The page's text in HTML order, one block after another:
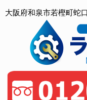
大阪府和泉市若樫町蛇